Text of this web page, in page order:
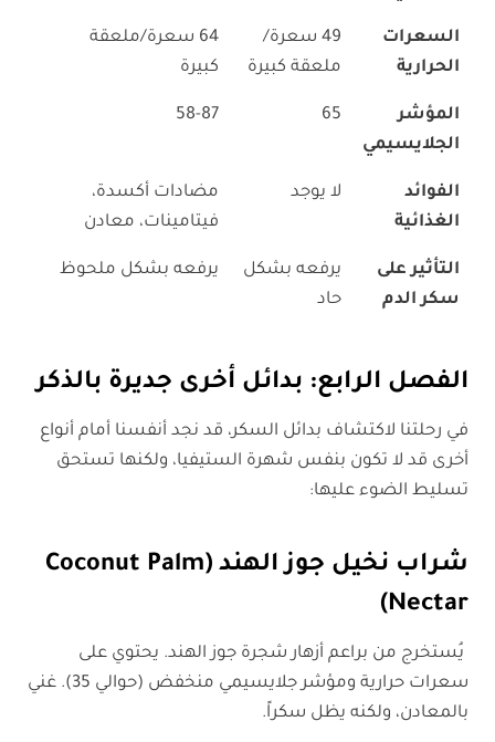
السعرات
الحرارية
49 سعرة/
ملعقة كبيرة
64 سعرة/ملعقة
كبيرة
المؤشر
الجلايسيمي
65
58-87
الفوائد
الغذائية
لا يوجد
مضادات أكسدة،
فيتامينات، معادن
التأثير على
سكر الدم
يرفعه بشكل
حاد
يرفعه بشكل ملحوظ
الفصل الرابع: بدائل أخرى جديرة بالذكر
في رحلتنا لاكتشاف بدائل السكر، قد نجد أنفسنا أمام أنواع
أخرى قد لا تكون بنفس شهرة الستيفيا، ولكنها تستحق
تسليط الضوء عليها:
شراب نخيل جوز الهند (Coconut Palm
Nectar)
يُستخرج من براعم أزهار شجرة جوز الهند. يحتوي على
سعرات حرارية ومؤشر جلايسيمي منخفض (حوالي 35). غني
بالمعادن، ولكنه يظل سكراً.